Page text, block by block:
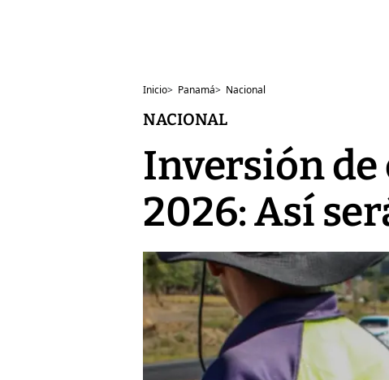
Inicio> Panamá> Nacional
NACIONAL
Inversión de
2026: Así